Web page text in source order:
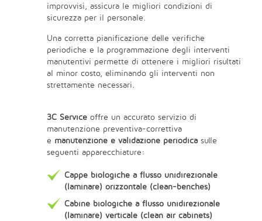
improvvisi, assicura le migliori condizioni di
sicurezza per il personale.
Una corretta pianificazione delle verifiche
periodiche e la programmazione degli interventi
manutentivi permette di ottenere i migliori risultati
al minor costo, eliminando gli interventi non
strettamente necessari.
3C Service offre un accurato servizio di
manutenzione preventiva-correttiva
e manutenzione e validazione periodicasulle
seguenti apparecchiature:
Cappe biologiche a flusso unidirezionale
(laminare) orizzontale (clean-benches)
Cabine biologiche a flusso unidirezionale
(laminare) verticale (clean air cabinets)